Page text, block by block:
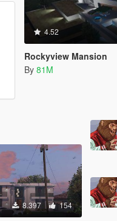
4.52
Rockyview Mansion
By 81M
8.397 154